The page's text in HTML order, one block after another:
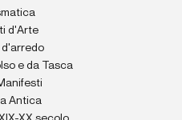
d'Arte
e da Tasca
Antica